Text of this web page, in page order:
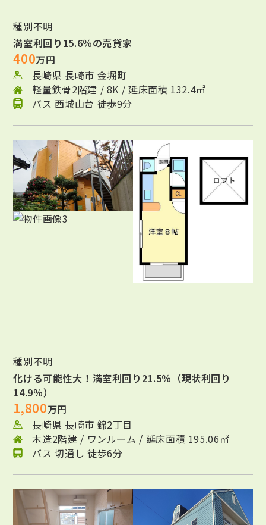
種別不明
満室利回り15.6％の売貸家
400万円
長崎県 長崎市 金堀町
軽量鉄骨2階建 / 8K / 延床面積 132.4㎡
バス 西城山台 徒歩9分
種別不明
化ける可能性大！満室利回り21.5％（現状利回り
14.9％）
1,800万円
長崎県 長崎市 錦2丁目
木造2階建 / ワンルーム / 延床面積 195.06㎡
バス 切通し 徒歩6分